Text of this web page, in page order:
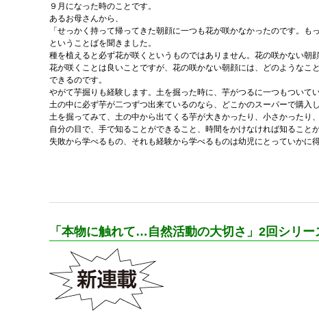
９月になった時のことです。
あるお母さんから、
「せっかく持って帰ってきた朝顔に一つも花が咲かなかったのです。も
ということばを聞きました。
種を植えると必ず花が咲くというものではありません。花の咲かない朝
花が咲くことは良いことですが、花の咲かない朝顔には、どのような
できるのです。
やがて芋掘りも経験します。土を掘った時に、芋がつるに一つもついて
土の中に必ず芋が二つずつ出来ているのなら、どこかのスーパーで購入
土を掘ってみて、土の中から出てくる芋が大きかったり、小さかったり
自分の目で、手で知ることができること、時間をかけなければ知ること
失敗から学べるもの、それも経験から学べるものは幼児にとっていかに
「本物に触れて…自然活動の大切さ」2回シリー